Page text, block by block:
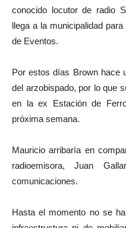
conocido locutor de radio
llega a la municipalidad
de Eventos.
Por estos días Brown hace
del arzobispado, por lo que
en la ex Estación de
próxima semana.
Mauricio arribaría en
radioemisora, Juan
comunicaciones.
Hasta el momento no se